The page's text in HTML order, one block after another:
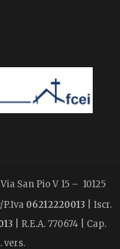
San Pio V 15 – 10125
P.Iva 06212220013 | Iscr.
| R.E.A. 770674 | Cap.
vers.